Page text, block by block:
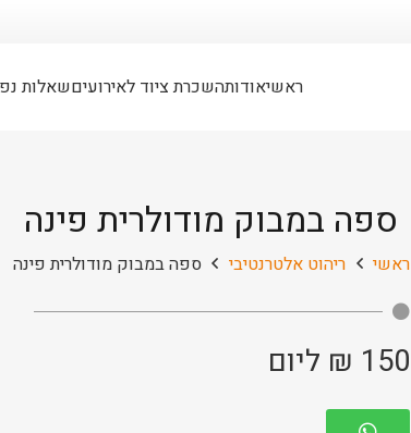
ראשיאודותהשכרת ציוד לאירועיםשאלות
ספה במבוק מודולרית פינה
ראשי ריהוט אלטרנטיבי ספה במבוק מודולרית פינה
₪ 150 ליום